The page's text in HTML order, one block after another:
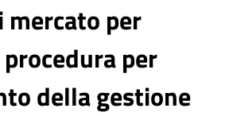
mercato per
per
della gestione